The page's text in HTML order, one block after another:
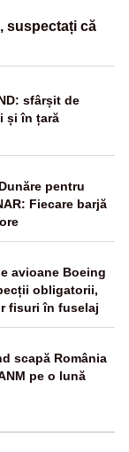
suspectați că
sfârșit de
și în țară
pentru
Fiecare barjă
avioane Boeing
obligatorii,
fisuri în fuselaj
scapă România
pe o lună